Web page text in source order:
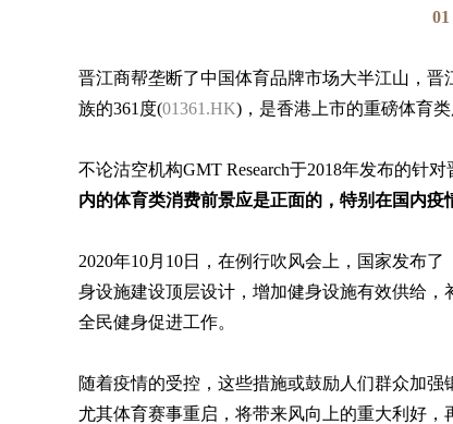
晋江商帮垄断了中国体育品牌市场大半江山，晋
族的361度(01361.HK)，是香港上市的重磅体育类
不论沽空机构GMT Research于2018年发布的针
内的体育类消费前景应是正面的，特别在国内疫
2020年10月10日，在例行吹风会上，国家发布
身设施建设顶层设计，增加健身设施有效供给
全民健身促进工作。
随着疫情的受控，这些措施或鼓励人们群众加
尤其体育赛事重启，将带来风向上的重大利好，